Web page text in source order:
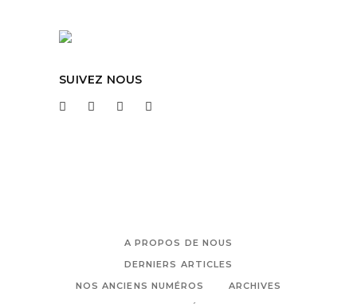
SUIVEZ NOUS
A PROPOS DE NOUS
DERNIERS ARTICLES
NOS ANCIENS NUMÉROS
ARCHIVES